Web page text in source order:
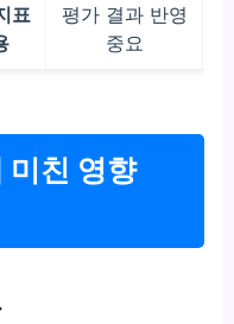
표
평가 결과 반영
중요
미친 영향